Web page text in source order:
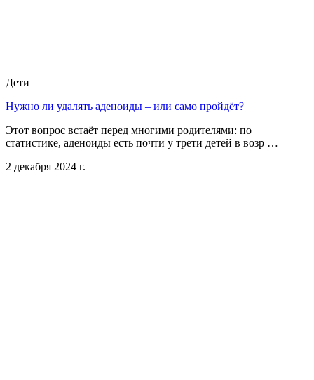
Дети
Нужно ли удалять аденоиды – или само пройдёт?
Этот вопрос встаёт перед многими родителями: по
статистике, аденоиды есть почти у трети детей в возр …
2 декабря 2024 г.